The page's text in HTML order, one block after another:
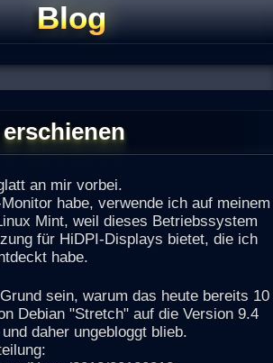
Blog
an mir vorbei.
habe, verwende ich auf meinem
Mint, weil dieses Betriebssystem
für HiDPI-Displays bietet, die ich
habe.
sein, warum das heute bereits 10
Debian "Stretch" auf die Version 9.4
daher ungebloggt blieb.